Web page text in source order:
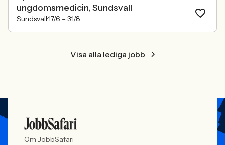
ungdomsmedicin, Sundsvall
Sundsvall17/6 – 31/8
Visa alla lediga jobb
Om JobbSafari